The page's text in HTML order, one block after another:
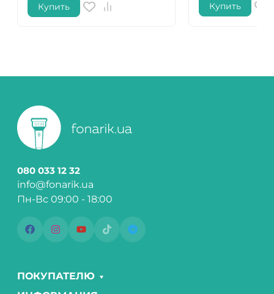
Купить Купить
080 033 12 32
info@fonarik.ua
Пн-Вс 09:00 - 18:00
ПОКУПАТЕЛЮ